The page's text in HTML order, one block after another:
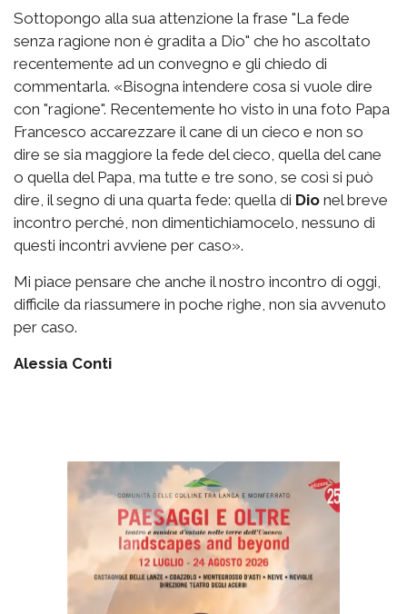
Sottopongo alla sua attenzione la frase "La fede
senza ragione non è gradita a Dio" che ho ascoltato
recentemente ad un convegno e gli chiedo di
commentarla. «Bisogna intendere cosa si vuole dire
con "ragione". Recentemente ho visto in una foto Papa
Francesco accarezzare il cane di un cieco e non so
dire se sia maggiore la fede del cieco, quella del cane
o quella del Papa, ma tutte e tre sono, se così si può
dire, il segno di una quarta fede: quella di Dio nel breve
incontro perché, non dimentichiamocelo, nessuno di
questi incontri avviene per caso».
Mi piace pensare che anche il nostro incontro di oggi,
difficile da riassumere in poche righe, non sia avvenuto
per caso.
Alessia Conti